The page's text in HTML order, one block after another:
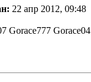
22 апр 2012, 09:48
Gorace777 Gorace04